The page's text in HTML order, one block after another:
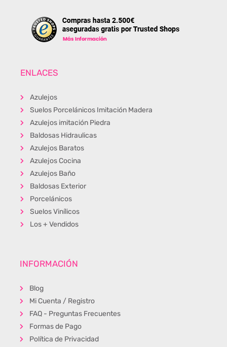
ENLACES
Azulejos
Suelos Porcelánicos Imitación Madera
Azulejos imitación Piedra
Baldosas Hidraulicas
Azulejos Baratos
Azulejos Cocina
Azulejos Baño
Baldosas Exterior
Porcelánicos
Suelos Vinílicos
Los + Vendidos
INFORMACIÓN
Blog
Mi Cuenta / Registro
FAQ - Preguntas Frecuentes
Formas de Pago
Política de Privacidad